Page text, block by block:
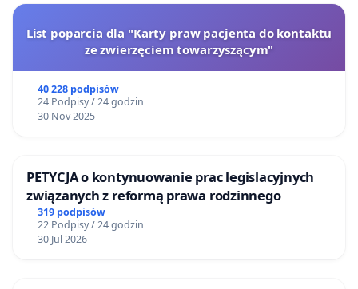
List poparcia dla "Karty praw pacjenta do kontaktu
ze zwierzęciem towarzyszącym"
40 228 podpisów
24 Podpisy / 24 godzin
30 Nov 2025
PETYCJA o kontynuowanie prac legislacyjnych
związanych z reformą prawa rodzinnego
319 podpisów
22 Podpisy / 24 godzin
30 Jul 2026